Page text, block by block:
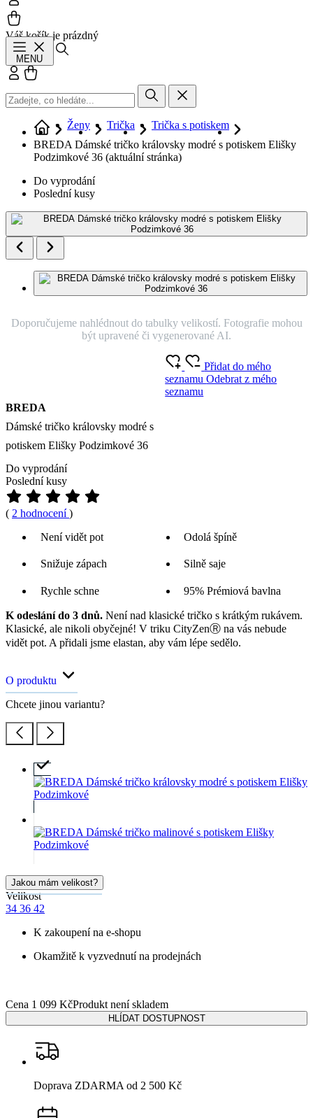
Váš košík je prázdný
MENU
Přihlásit se
Ženy Trička
Trička s potiskem
BREDA Dámské tričko královsky modré s potiskem Elišky
Podzimkové 36 (aktuální stránka)
Do vyprodání
Poslední kusy
Doporučujeme nahlédnout do tabulky velikostí. Fotografie mohou
být upravené či vygenerované AI.
BREDA
Dámské tričko královsky modré s
potiskem Elišky Podzimkové 36
Přidat do mého
seznamuOdebrat z mého
seznamu
Do vyprodání
Poslední kusy
( 2 hodnocení)
Není vidět pot
Odolá špíně
Snižuje zápach Silně saje
Rychle schne 95% Prémiová bavlna
K odeslání do 3 dnů. Není nad klasické tričko s krátkým rukávem.
Klasické, ale nikoli obyčejné! V triku CityZenⓇ na vás nebude
vidět pot. A přidali jsme elastan, aby vám lépe sedělo.
O produktu
Chcete jinou variantu?
Jakou mám velikost?
Velikost
34 36 42
K zakoupení na e-shopu
Okamžitě k vyzvednutí na prodejnách
Produkt není skladem
Cena 1 099 Kč
HLÍDAT DOSTUPNOST
Doprava ZDARMA od 2 500 Kč